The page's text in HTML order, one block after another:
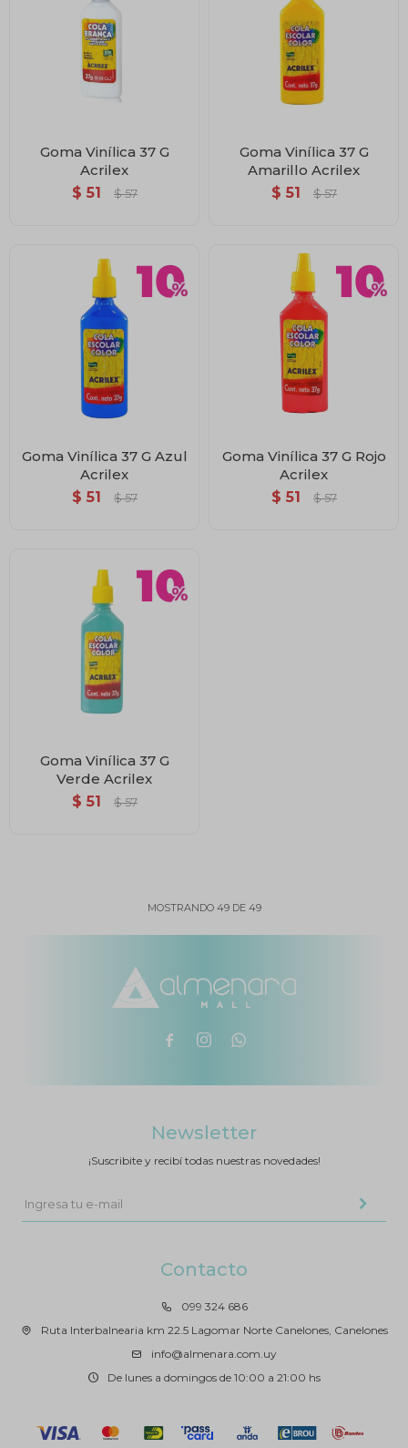
Goma Vinílica 37 G
Acrilex
$ 51 $ 57
Goma Vinílica 37 G
Amarillo Acrilex
$ 51 $ 57
Goma Vinílica 37 G Azul
Acrilex
$ 51 $ 57
Goma Vinílica 37 G Rojo
Acrilex
$ 51 $ 57
Goma Vinílica 37 G
Verde Acrilex
$ 51 $ 57
MOSTRANDO 49DE 49
  
Contacto
099 324 686
Ruta Interbalnearia km 22.5 Lagomar Norte Canelones, Canelones
info@almenara.com.uy
De lunes a domingos de 10:00 a 21:00 hs
Newsletter
¡Suscribite y recibí todas nuestras novedades!